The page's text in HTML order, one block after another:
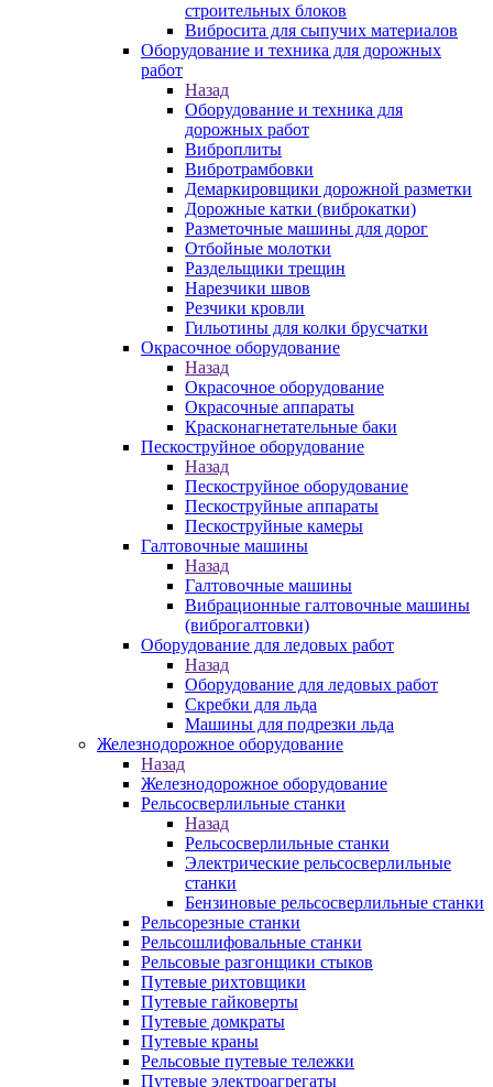
строительных блоков
Вибросита для сыпучих материалов
Оборудование и техника для дорожных
работ
Назад
Оборудование и техника для
дорожных работ
Виброплиты
Вибротрамбовки
Демаркировщики дорожной разметки
Дорожные катки (виброкатки)
Разметочные машины для дорог
Отбойные молотки
Раздельщики трещин
Нарезчики швов
Резчики кровли
Гильотины для колки брусчатки
Окрасочное оборудование
Назад
Окрасочное оборудование
Окрасочные аппараты
Красконагнетательные баки
Пескоструйное оборудование
Назад
Пескоструйное оборудование
Пескоструйные аппараты
Пескоструйные камеры
Галтовочные машины
Назад
Галтовочные машины
Вибрационные галтовочные машины
(виброгалтовки)
Оборудование для ледовых работ
Назад
Оборудование для ледовых работ
Скребки для льда
Машины для подрезки льда
Железнодорожное оборудование
Назад
Железнодорожное оборудование
Рельсосверлильные станки
Назад
Рельсосверлильные станки
Электрические рельсосверлильные
станки
Бензиновые рельсосверлильные станки
Рельсорезные станки
Рельсошлифовальные станки
Рельсовые разгонщики стыков
Путевые рихтовщики
Путевые гайковерты
Путевые домкраты
Путевые краны
Рельсовые путевые тележки
Путевые электроагрегаты